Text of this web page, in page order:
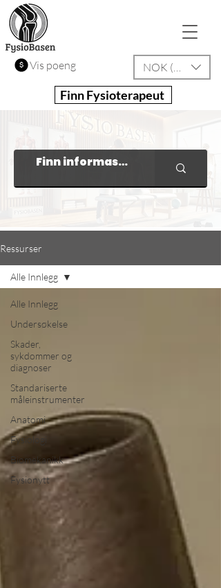
Vis poeng NOK (kr)
Finn Fysioterapeut
Ressurser
Alle Innlegg
Undersøkelse
Skader,
sykdommer og
diagnoser
Standariserte
måleinstrumenter
Anatomi
Fysiologi
Biomekanikk
Fysionytt
Alle Innlegg